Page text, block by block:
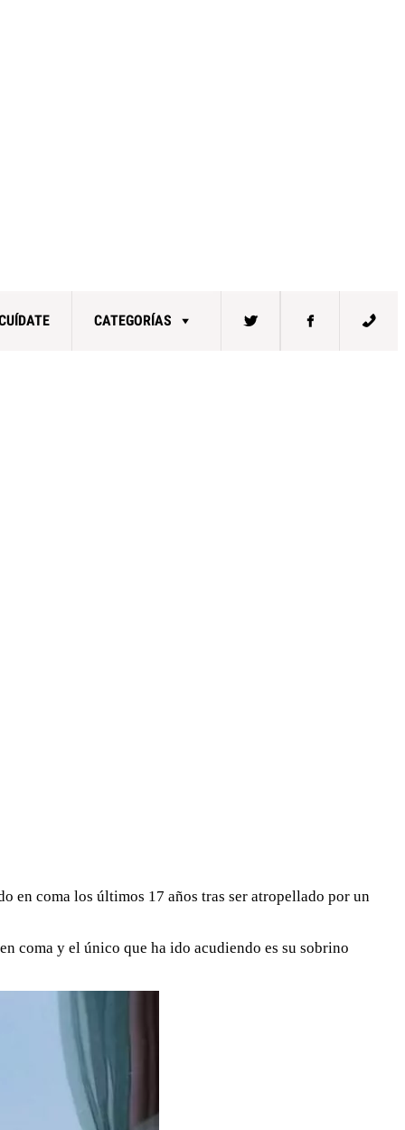
CATEGORÍAS
en coma los últimos 17 años tras ser atropellado por un
coma y el único que ha ido acudiendo es su sobrino